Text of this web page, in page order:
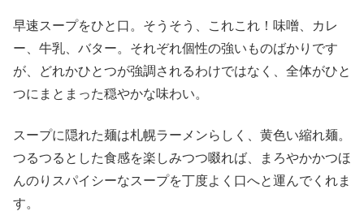
早速スープをひと口。そうそう、これこれ！味噌、カレ
ー、牛乳、バター。それぞれ個性の強いものばかりです
が、どれかひとつが強調されるわけではなく、全体がひと
つにまとまった穏やかな味わい。
スープに隠れた麺は札幌ラーメンらしく、黄色い縮れ麺。
つるつるとした食感を楽しみつつ啜れば、まろやかかつほ
んのりスパイシーなスープを丁度よく口へと運んでくれま
す。